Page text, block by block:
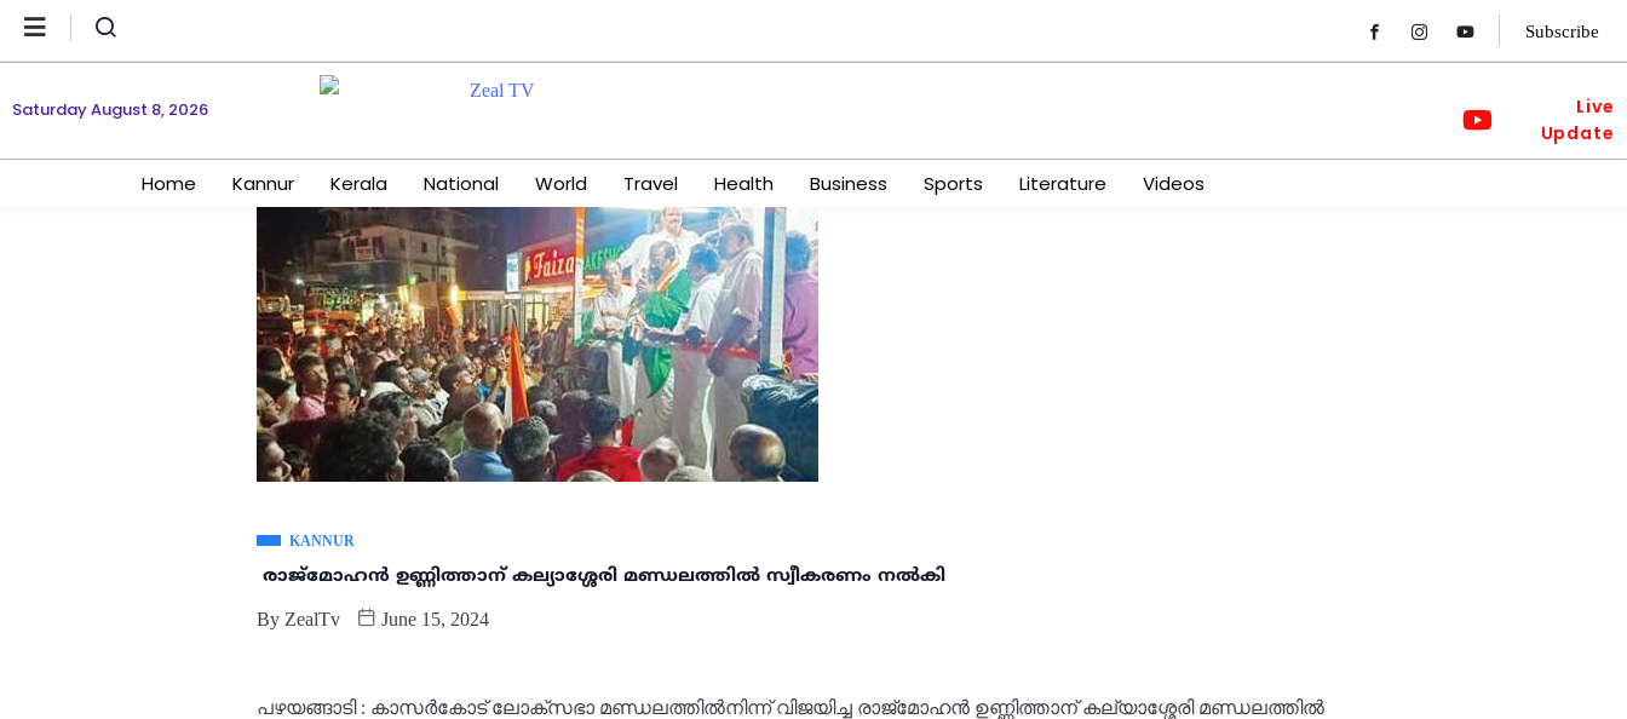
Subscribe
Saturday August 8, 2026
Live
Update
Home Kannur Kerala National World Travel Health Business Sports Literature Videos
KANNUR
രാജ്മോഹൻ ഉണ്ണിത്താന് കല്യാശ്ശേരി മണ്ഡലത്തിൽ സ്വീകരണം നൽകി
By ZealTv June 15, 2024
പഴയങ്ങാടി : കാസർകോട് ലോക്‌സഭാ മണ്ഡലത്തിൽനിന്ന് വിജയിച്ച രാജ്മോഹൻ ഉണ്ണിത്താന് കല്യാശ്ശേരി മണ്ഡലത്തിൽ